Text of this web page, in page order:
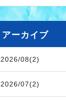
アーカイブ
2026/08(2)
2026/07(2)